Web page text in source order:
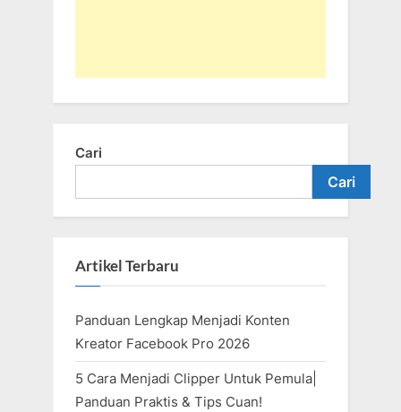
Cari
Cari
Artikel Terbaru
Panduan Lengkap Menjadi Konten
Kreator Facebook Pro 2026
5 Cara Menjadi Clipper Untuk Pemula|
Panduan Praktis & Tips Cuan!